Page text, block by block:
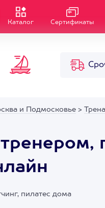
Каталог Сертификаты
и Подмосковье >
пилатес дома